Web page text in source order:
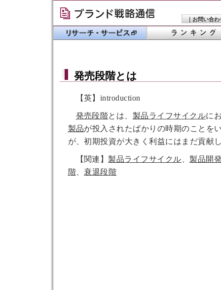
｜ お問い合わ
発売段階とは
【英】introduction
発売段階とは、 製品ライフサイクルに
製品が投入されたばかりの時期のことを
が、初期投資が大きく利益にはまだ貢献
【関連】製品ライフサイクル 、製品開
階、 衰退段階